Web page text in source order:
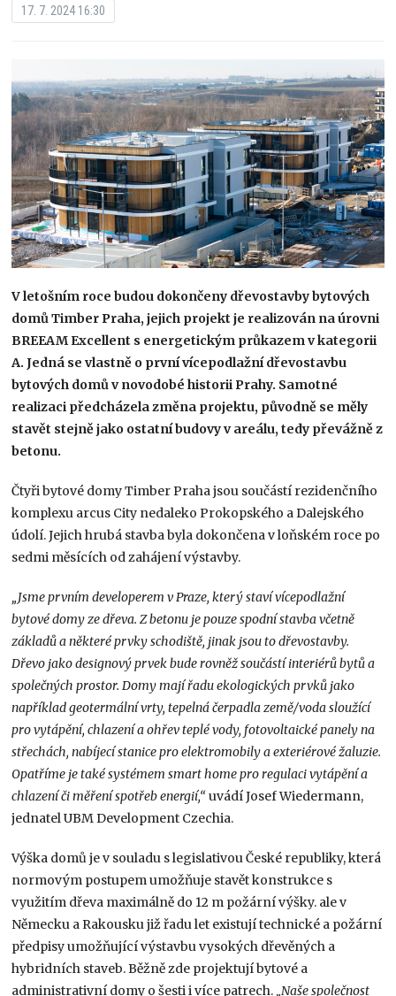
17. 7. 2024 16:30
V letošním roce budou dokončeny dřevostavby bytových
domů Timber Praha, jejich projekt je realizován na úrovni
BREEAM Excellent s energetickým průkazem v kategorii
A. Jedná se vlastně o první vícepodlažní dřevostavbu
bytových domů v novodobé historii Prahy. Samotné
realizaci předcházela změna projektu, původně se měly
stavět stejně jako ostatní budovy v areálu, tedy převážně z
betonu.
Čtyři bytové domy Timber Praha jsou součástí rezidenčního
komplexu arcus City nedaleko Prokopského a Dalejského
údolí. Jejich hrubá stavba byla dokončena v loňském roce po
sedmi měsících od zahájení výstavby.
„Jsme prvním developerem v Praze, který staví vícepodlažní
bytové domy ze dřeva. Z betonu je pouze spodní stavba včetně
základů a některé prvky schodiště, jinak jsou to dřevostavby.
Dřevo jako designový prvek bude rovněž součástí interiérů bytů a
společných prostor. Domy mají řadu ekologických prvků jako
například geotermální vrty, tepelná čerpadla země/voda sloužící
pro vytápění, chlazení a ohřev teplé vody, fotovoltaické panely na
střechách, nabíjecí stanice pro elektromobily a exteriérové žaluzie.
Opatříme je také systémem smart home pro regulaci vytápění a
chlazení či měření spotřeb energií,“uvádí Josef Wiedermann,
jednatel UBM Development Czechia.
Výška domů je v souladu s legislativou České republiky, která
normovým postupem umožňuje stavět konstrukce s
využitím dřeva maximálně do 12 m požární výšky. ale v
Německu a Rakousku již řadu let existují technické a požární
předpisy umožňující výstavbu vysokých dřevěných a
hybridních staveb. Běžně zde projektují bytové a
administrativní domy o šesti i více patrech. „Naše společnost